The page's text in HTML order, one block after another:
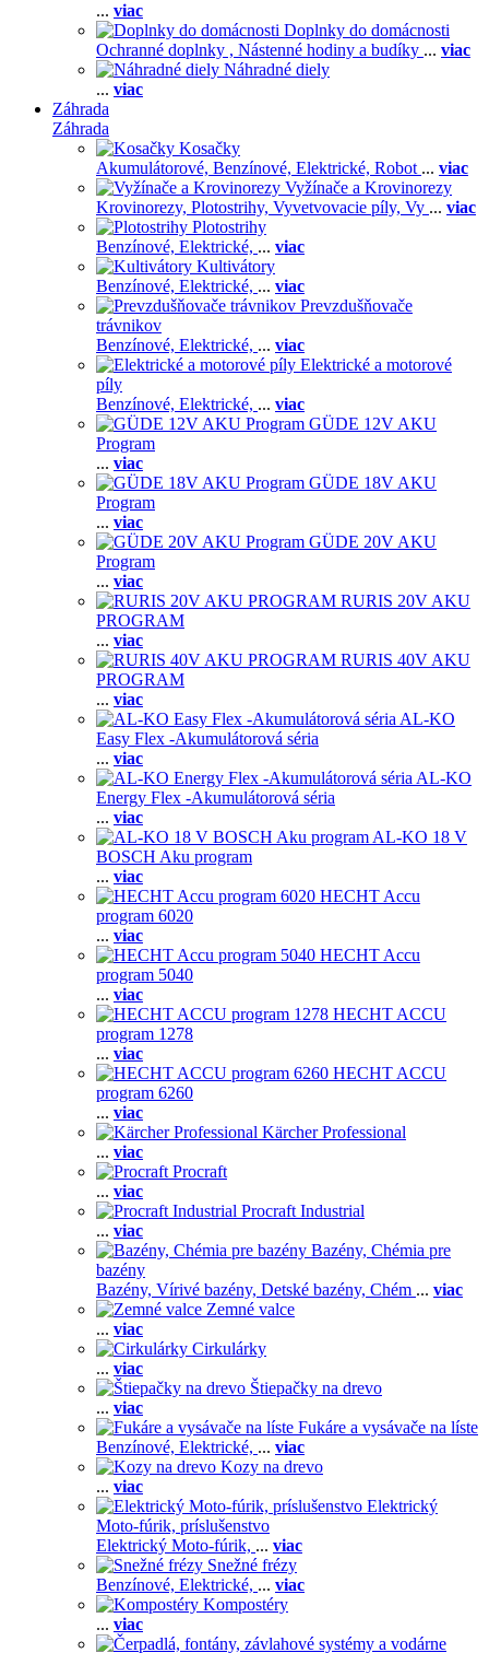
... viac
Doplnky do domácnosti
Ochranné doplnky , Nástenné hodiny a budíky ... viac
Náhradné diely
... viac
Záhrada
Záhrada
Kosačky
Akumulátorové, Benzínové, Elektrické, Robot ... viac
Vyžínače a Krovinorezy
Krovinorezy, Plotostrihy, Vyvetvovacie píly, Vy ... viac
Plotostrihy
Benzínové, Elektrické, ... viac
Kultivátory
Benzínové, Elektrické, ... viac
Prevzdušňovače
trávnikov
Benzínové, Elektrické, ... viac
Elektrické a motorové
píly
Benzínové, Elektrické, ... viac
GÜDE 12V AKU
Program
... viac
GÜDE 18V AKU
Program
... viac
GÜDE 20V AKU
Program
... viac
RURIS 20V AKU
PROGRAM
... viac
RURIS 40V AKU
PROGRAM
... viac
AL-KO
Easy Flex -Akumulátorová séria
... viac
AL-KO
Energy Flex -Akumulátorová séria
... viac
AL-KO 18 V
BOSCH Aku program
... viac
HECHT Accu
program 6020
... viac
HECHT Accu
program 5040
... viac
HECHT ACCU
program 1278
... viac
HECHT ACCU
program 6260
... viac
Kärcher Professional
... viac
Procraft
... viac
Procraft Industrial
... viac
Bazény, Chémia pre
bazény
Bazény, Vírivé bazény, Detské bazény, Chém ... viac
Zemné valce
... viac
Cirkulárky
... viac
Štiepačky na drevo
... viac
Fukáre a vysávače na líste
Benzínové, Elektrické, ... viac
Kozy na drevo
... viac
Elektrický
Moto-fúrik, príslušenstvo
Elektrický Moto-fúrik, ... viac
Snežné frézy
Benzínové, Elektrické, ... viac
Kompostéry
... viac